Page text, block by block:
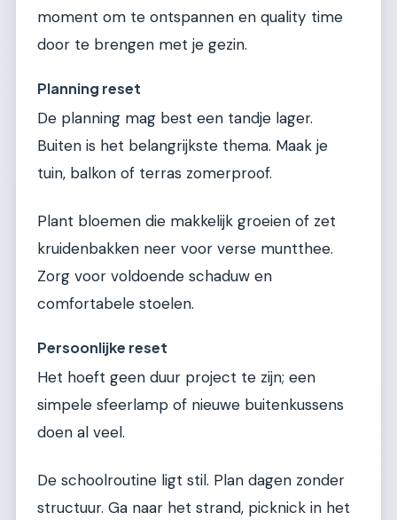
moment om te ontspannen en quality time
door te brengen met je gezin.
Planning reset
De planning mag best een tandje lager.
Buiten is het belangrijkste thema. Maak je
tuin, balkon of terras zomerproof.
Plant bloemen die makkelijk groeien of zet
kruidenbakken neer voor verse muntthee.
Zorg voor voldoende schaduw en
comfortabele stoelen.
Persoonlijke reset
Het hoeft geen duur project te zijn; een
simpele sfeerlamp of nieuwe buitenkussens
doen al veel.
De schoolroutine ligt stil. Plan dagen zonder
structuur. Ga naar het strand, picknick in het